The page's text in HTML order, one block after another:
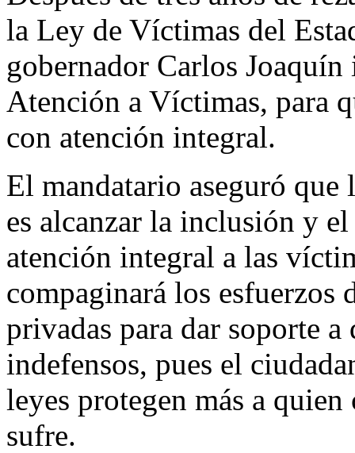
la Ley de Víctimas del
gobernador Carlos
Atención a Víctimas, para
con atención integral.
El mandatario aseguró
es alcanzar la inclusión y
atención integral a las
compaginará los
privadas para dar soporte a
indefensos, pues el
leyes protegen más a
sufre.